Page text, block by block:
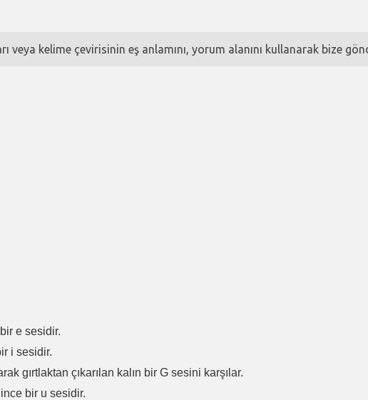
veya kelime çevirisinin eş anlamını, yorum alanını kullanarak bize
e sesidir.
i sesidir.
gırtlaktan çıkarılan kalın bir G sesini karşılar.
bir u sesidir.